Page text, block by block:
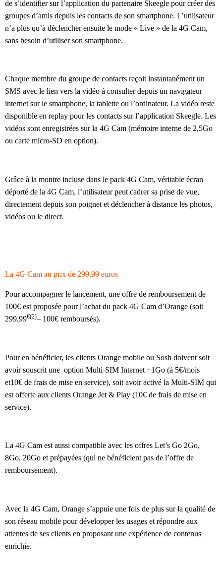
de s’identifier sur l’application du partenaire Skeegle pour créer des
groupes d’amis depuis les contacts de son smartphone. L’utilisateur
n’a plus qu’à déclencher ensuite le mode « Live » de la 4G Cam,
sans besoin d’utiliser son smartphone.
Chaque membre du groupe de contacts reçoit instantanément un
SMS avec le lien vers la vidéo à consulter depuis un navigateur
internet sur le smartphone, la tablette ou l’ordinateur. La vidéo reste
disponible en replay pour les contacts sur l’application Skeegle. Les
vidéos sont enregistrées sur la 4G Cam (mémoire interne de 2,5Go
ou carte micro-SD en option).
Grâce à la montre incluse dans le pack 4G Cam, véritable écran
déporté de la 4G Cam, l’utilisateur peut cadrer sa prise de vue,
directement depuis son poignet et déclencher à distance les photos,
vidéos ou le direct.
La 4G Cam au prix de 299,99 euros
Pour accompagner le lancement, une offre de remboursement de
100€ est proposée pour l’achat du pack 4G Cam d’Orange (soit
299,99€(2)– 100€ remboursés).
Pour en bénéficier, les clients Orange mobile ou Sosh doivent soit
avoir souscrit une option Multi-SIM Internet +1Go (à 5€/mois
et10€ de frais de mise en service), soit avoir activé la Multi-SIM qui
est offerte aux clients Orange Jet & Play (10€ de frais de mise en
service).
La 4G Cam est aussi compatible avec les offres Let’s Go 2Go,
8Go, 20Go et prépayées (qui ne bénéficient pas de l’offre de
remboursement).
Avec la 4G Cam, Orange s’appuie une fois de plus sur la qualité de
son réseau mobile pour développer les usages et répondre aux
attentes de ses clients en proposant une expérience de contenus
enrichie.